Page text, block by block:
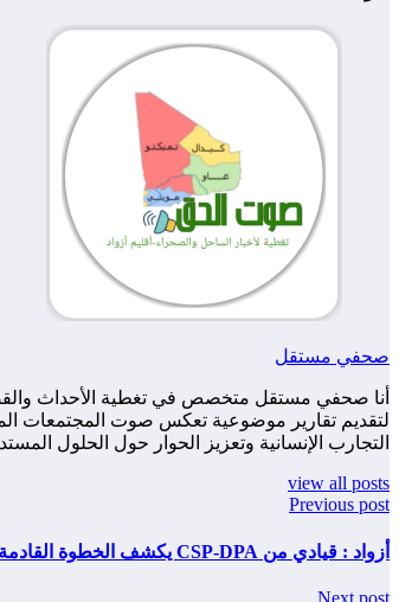
صحفي مستقل
أنا صحفي مستقل متخصص في تغطية الأحداث
لتقديم تقارير موضوعية تعكس صوت المجتمعات
التجارب الإنسانية وتعزيز الحوار حول الحلول
view all posts
Previous post
أزواد : قيادي من CSP-DPA يكشف الخطوة القادمة للإطار الإستراتيجي الدائم ( مقابلة )